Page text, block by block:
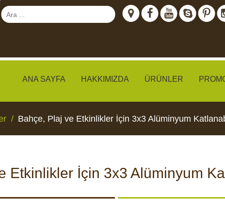
ANA SAYFA HAKKIMIZDA ÜRÜNLER
IZLEME
CCTV KAMERALARI
Bahçe, Plaj ve Etkinlikler İçin 3x3 Alüminyum
Etkinlikler İçin 3x3 Alüminyum